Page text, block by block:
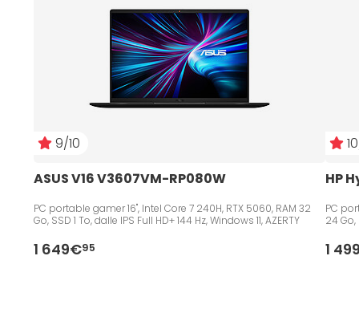
9/10
ASUS V16 V3607VM-RP080W
PC portable gamer 16", Intel Core 7 240H, RTX 5060, RAM 32
Go, SSD 1 To, dalle IPS Full HD+ 144 Hz, Windows 11, AZERTY
1 649€95
HP
PC
24 Go,
1